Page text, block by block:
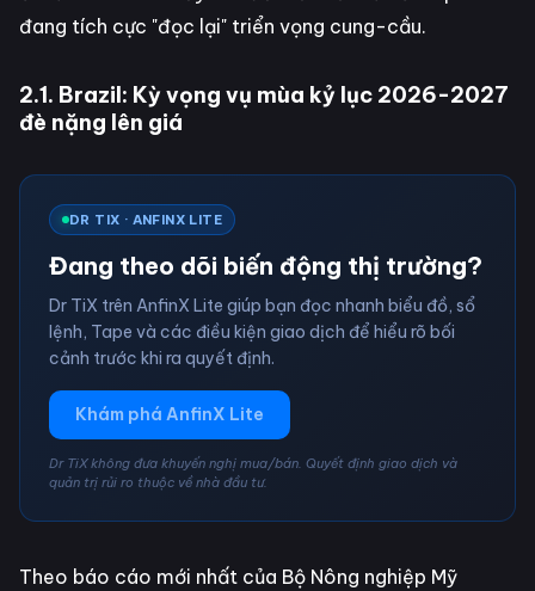
đang tích cực "đọc lại" triển vọng cung-cầu.
2.1. Brazil: Kỳ vọng vụ mùa kỷ lục 2026-2027
đè nặng lên giá
DR TIX · ANFINX LITE
Đang theo dõi biến động thị trường?
Dr TiX trên AnfinX Lite giúp bạn đọc nhanh biểu đồ, sổ
lệnh, Tape và các điều kiện giao dịch để hiểu rõ bối
cảnh trước khi ra quyết định.
Khám phá AnfinX Lite
Dr TiX không đưa khuyến nghị mua/bán. Quyết định giao dịch và
quản trị rủi ro thuộc về nhà đầu tư.
Theo báo cáo mới nhất của Bộ Nông nghiệp Mỹ